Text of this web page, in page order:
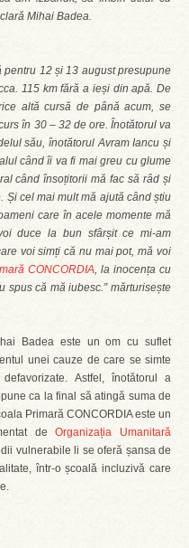
Mihai Badea.
pentru 12 și 13 august presupune
115 km fără a ieși din apă. De
altă cursă de până acum, se
în 30 – 32 de ore. Înotătorul va
său, înotătorul Avram Iancu și
când îi va fi mai greu cu glume
când însoțitorii mă fac să râd și
Și cel mai mult mă ajută când știu
care în acele momente mă
duce la bun sfârșit ce mi-am
voi simți că nu mai pot, mă voi
CONCORDIA, la inocența cu
spus că mă iubesc.” mărturisește
Badea este un om cu suflet
unei cauze de care se simte
Astfel, înotătorul a
ca la final să atingă suma de
Primară CONCORDIA este un
deOrganizația Umanitară
vulnerabile li se oferă șansa de
într-o școală incluzivă care